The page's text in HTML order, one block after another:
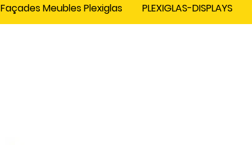
Façades Meubles Plexiglas PLEXIGLAS-DISPLAYS